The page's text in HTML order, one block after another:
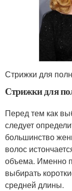
Стрижки для
Стрижки для
Перед тем как
следует
большинство
волос
объема. Именно
выбирать
средней длины.